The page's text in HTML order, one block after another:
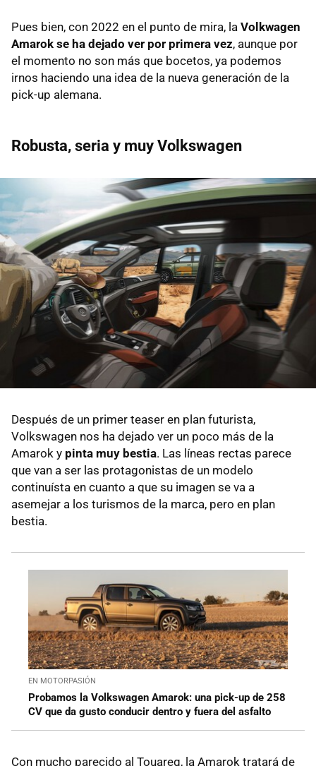
Pues bien, con 2022 en el punto de mira, la Volkwagen
Amarok se ha dejado ver por primera vez, aunque por
el momento no son más que bocetos, ya podemos
irnos haciendo una idea de la nueva generación de la
pick-up alemana.
Robusta, seria y muy Volkswagen
Después de un primer teaser en plan futurista,
Volkswagen nos ha dejado ver un poco más de la
Amarok y pinta muy bestia. Las líneas rectas parece
que van a ser las protagonistas de un modelo
continuísta en cuanto a que su imagen se va a
asemejar a los turismos de la marca, pero en plan
bestia.
EN MOTORPASIÓN
Probamos la Volkswagen Amarok: una pick-up de 258
CV que da gusto conducir dentro y fuera del asfalto
Con mucho parecido al Touareg, la Amarok tratará de